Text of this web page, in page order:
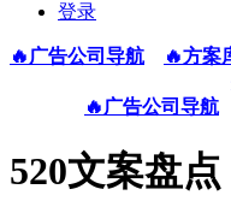
登录
🔥广告公司导航 🔥方案
🔥广告公司导航
520文案盘